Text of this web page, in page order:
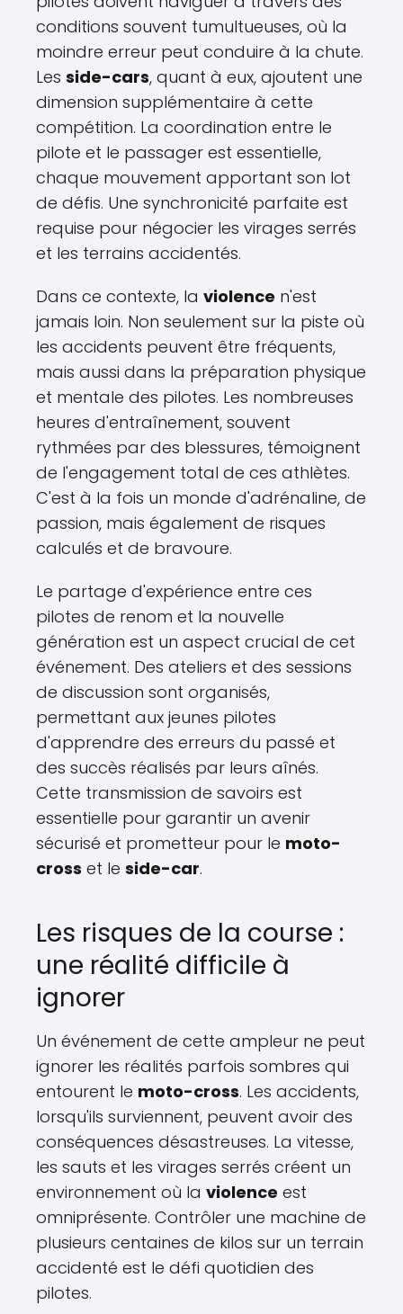
conditions souvent tumultueuses, où la
moindre erreur peut conduire à la chute.
Les side-cars, quant à eux, ajoutent une
dimension supplémentaire à cette
compétition. La coordination entre le
pilote et le passager est essentielle,
chaque mouvement apportant son lot
de défis. Une synchronicité parfaite est
requise pour négocier les virages serrés
et les terrains accidentés.
Dans ce contexte, la violence n'est
jamais loin. Non seulement sur la piste où
les accidents peuvent être fréquents,
mais aussi dans la préparation physique
et mentale des pilotes. Les nombreuses
heures d'entraînement, souvent
rythmées par des blessures, témoignent
de l'engagement total de ces athlètes.
C'est à la fois un monde d'adrénaline, de
passion, mais également de risques
calculés et de bravoure.
Le partage d'expérience entre ces
pilotes de renom et la nouvelle
génération est un aspect crucial de cet
événement. Des ateliers et des sessions
de discussion sont organisés,
permettant aux jeunes pilotes
d'apprendre des erreurs du passé et
des succès réalisés par leurs aînés.
Cette transmission de savoirs est
essentielle pour garantir un avenir
sécurisé et prometteur pour le moto-
cross et le side-car.
Les risques de la course :
une réalité difficile à
ignorer
Un événement de cette ampleur ne peut
ignorer les réalités parfois sombres qui
entourent le moto-cross. Les accidents,
lorsqu'ils surviennent, peuvent avoir des
conséquences désastreuses. La vitesse,
les sauts et les virages serrés créent un
environnement où la violence est
omniprésente. Contrôler une machine de
plusieurs centaines de kilos sur un terrain
accidenté est le défi quotidien des
pilotes.